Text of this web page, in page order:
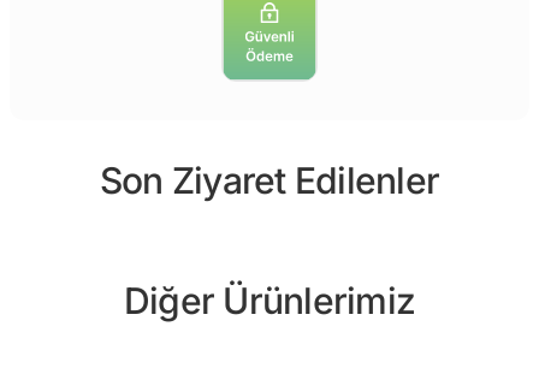
Son Ziyaret Edilenler
Diğer Ürünlerimiz